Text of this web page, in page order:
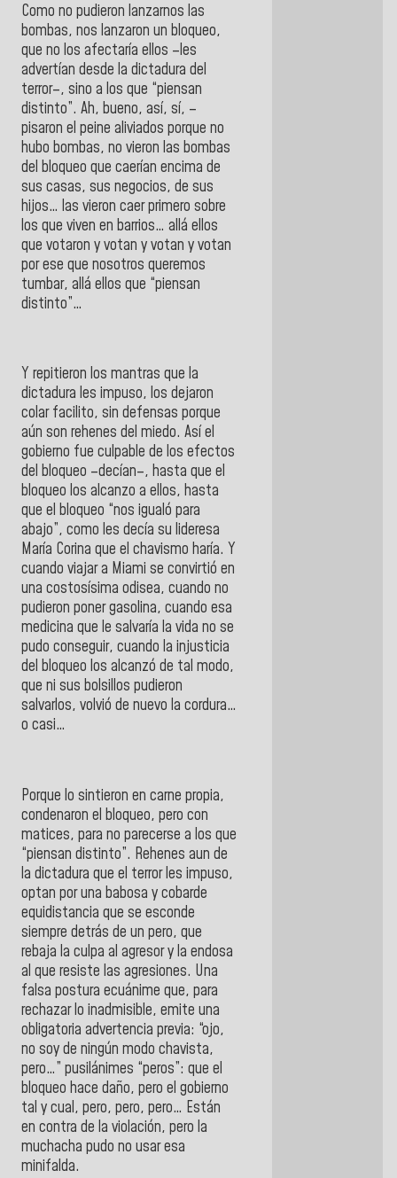
Como no pudieron lanzarnos las
bombas, nos lanzaron un bloqueo,
que no los afectaría ellos –les
advertían desde la dictadura del
terror–, sino a los que “piensan
distinto”. Ah, bueno, así, sí, –
pisaron el peine aliviados porque no
hubo bombas, no vieron las bombas
del bloqueo que caerían encima de
sus casas, sus negocios, de sus
hijos… las vieron caer primero sobre
los que viven en barrios… allá ellos
que votaron y votan y votan y votan
por ese que nosotros queremos
tumbar, allá ellos que “piensan
distinto”…
Y repitieron los mantras que la
dictadura les impuso, los dejaron
colar facilito, sin defensas porque
aún son rehenes del miedo. Así el
gobierno fue culpable de los efectos
del bloqueo –decían–, hasta que el
bloqueo los alcanzo a ellos, hasta
que el bloqueo “nos igualó para
abajo”, como les decía su lideresa
María Corina que el chavismo haría. Y
cuando viajar a Miami se convirtió en
una costosísima odisea, cuando no
pudieron poner gasolina, cuando esa
medicina que le salvaría la vida no se
pudo conseguir, cuando la injusticia
del bloqueo los alcanzó de tal modo,
que ni sus bolsillos pudieron
salvarlos, volvió de nuevo la cordura…
o casi…
Porque lo sintieron en carne propia,
condenaron el bloqueo, pero con
matices, para no parecerse a los que
“piensan distinto”. Rehenes aun de
la dictadura que el terror les impuso,
optan por una babosa y cobarde
equidistancia que se esconde
siempre detrás de un pero, que
rebaja la culpa al agresor y la endosa
al que resiste las agresiones. Una
falsa postura ecuánime que, para
rechazar lo inadmisible, emite una
obligatoria advertencia previa: “ojo,
no soy de ningún modo chavista,
pero…” pusilánimes “peros”: que el
bloqueo hace daño, pero el gobierno
tal y cual, pero, pero, pero… Están
en contra de la violación, pero la
muchacha pudo no usar esa
minifalda.